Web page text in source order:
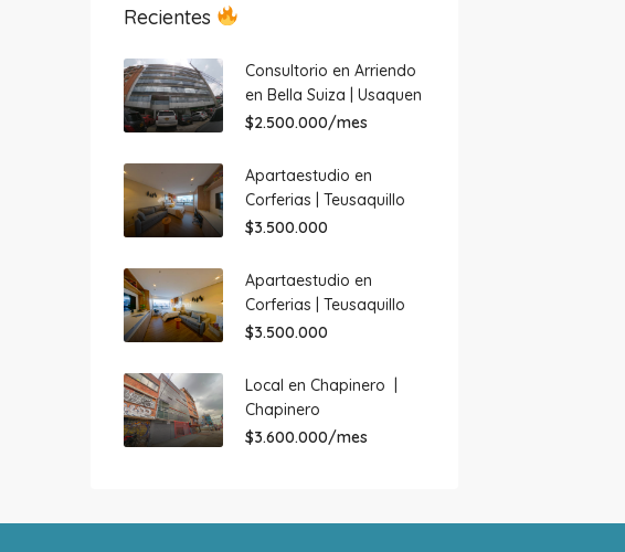
Recientes
Consultorio en Arriendo
en Bella Suiza | Usaquen
$2.500.000/mes
Apartaestudio en
Corferias | Teusaquillo
$3.500.000
Apartaestudio en
Corferias | Teusaquillo
$3.500.000
Local en Chapinero |
Chapinero
$3.600.000/mes